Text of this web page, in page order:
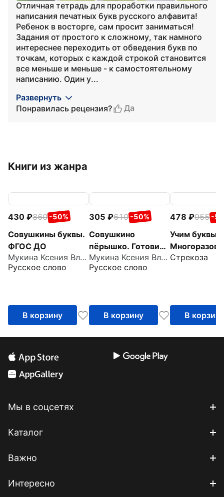
Отличная тетрадь для проработки правильного
написания печатных букв русского алфавита!
Ребенок в восторге, сам просит заниматься!
Задания от простого к сложному, так намного
интереснее переходить от обведения букв по
точкам, которых с каждой строкой становится
все меньше и меньше - к самостоятельному
написанию. Один у...
Развернуть
Понравилась рецензия?
Да
Книги из жанра
430 860 -50%
Совушкины буквы.
ФГОС ДО
Мукина Ксения Владимировна
Русское слово
В корзину
305 610 -50%
Совушкино
пёрышко. Готовим
руку к письму.
ФГОС ДО
Мукина Ксения Владимировна
Русское слово
В корзину
478 955 -
Учим буквы.
рабочие
Стрекоза
В корзину
Мы в соцсетях
Каталог
Важно
Интересно